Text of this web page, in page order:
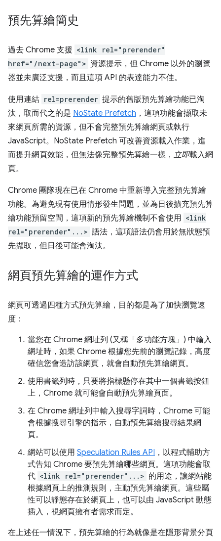
預先算繪簡史
過去 Chrome 支援 <link rel="prerender"
href="/next-page"> 資源提示，但 Chrome 以外的瀏覽
器並未廣泛支援，而且這項 API 的表達能力不佳。
使用連結 rel=prerender 提示的舊版預先算繪功能已淘
汰，取而代之的是 NoState Prefetch ，這項功能會擷取未
來網頁所需的資源，但不會完整預先算繪網頁或執行
JavaScript。NoState Prefetch 可改善資源載入作業，進
而提升網頁效能，但無法像完整預先算繪一樣， 立即載入網
頁。
Chrome 團隊現在已在 Chrome 中重新導入完整預先算繪
功能。為避免現有使用情形發生問題，並為日後擴充預先算
繪功能預留空間，這項新的預先算繪機制不會使用 <link
rel="prerender"...> 語法，這項語法仍會用於無狀態預
先擷取，但日後可能會淘汰。
網頁預先算繪的運作方式
網頁可透過四種方式預先算繪，目的都是為了加快瀏覽速
度：
當您在 Chrome 網址列 (又稱「多功能方塊」) 中輸入
網址時，如果 Chrome 根據您先前的瀏覽記錄，高度
確信您會造訪該網頁，就會自動預先算繪網頁。
使用書籤列時，只要將指標懸停在其中一個書籤按鈕
上，Chrome 就可能會自動預先算繪頁面。
在 Chrome 網址列中輸入搜尋字詞時，Chrome 可能
會根據搜尋引擎的指示，自動預先算繪搜尋結果網
頁。
網站可以使用 Speculation Rules API ，以程式輔助方
式告知 Chrome 要預先算繪哪些網頁。這項功能會取
代 <link rel="prerender"...> 的用途，讓網站能
根據網頁上的推測規則，主動預先算繪網頁。這些屬
性可以靜態存在於網頁上，也可以由 JavaScript 動態
插入，視網頁擁有者需求而定。
在上述任一情況下，預先算繪的行為就像是在隱形背景分頁